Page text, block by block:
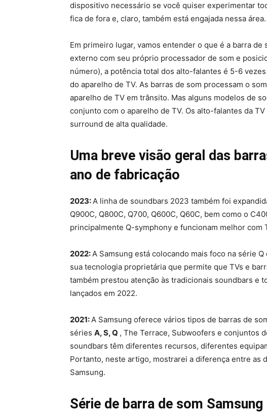
dispositivo necessário se você quiser experimentar
fica de fora e, claro, também está engajada nessa área.
Em primeiro lugar, vamos entender o que é a barra
externo com seu próprio processador de som e
número), a potência total dos alto-falantes é 5-6
do aparelho de TV. As barras de som processam o
aparelho de TV em trânsito. Mas alguns modelos de
conjunto com o aparelho de TV. Os alto-falantes da
surround de alta qualidade.
Uma breve visão geral das
ano de fabricação
2023:A linha de soundbars 2023 também foi
Q900C, Q800C, Q700, Q600C, Q60C, bem como o
principalmente Q-symphony e funcionam melhor com
2022:A Samsung está colocando mais foco na série
sua tecnologia proprietária que permite que TVs e
também prestou atenção às tradicionais soundbars e
lançados em 2022.
2021:A Samsung oferece vários tipos de barras de
séries A, S, Q , The Terrace, Subwoofers e conjuntos
soundbars têm diferentes recursos, diferentes
Portanto, neste artigo, mostrarei a diferença entre as
Samsung.
Série de barra de som Samsung